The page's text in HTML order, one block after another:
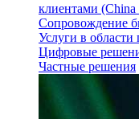
клиентами (China
Сопровождение
Услуги в области
Цифровые
Частные решения